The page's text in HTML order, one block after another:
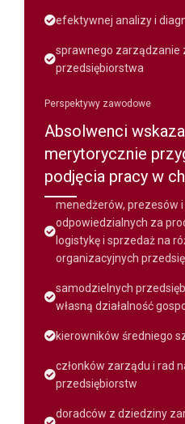
efektywnej analizy i
sprawnego zarządzanie
przedsiębiorstwa
Perspektywy zawodowe
Absolwenci
merytorycznie
podjęcia pracy w
menedżerów, prezesów
odpowiedzialnych za
logistykę i sprzedaż na
organizacyjnych
samodzielnych
własną działalność
kierowników średniego
członków zarządu i rad
przedsiębiorstw
doradców z dziedziny